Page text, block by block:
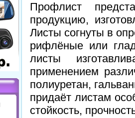
Профлист
продукцию,
Листы согнуты в
рифлёные или
листы
применением
полиуретан,
придаёт листам
стойкость,